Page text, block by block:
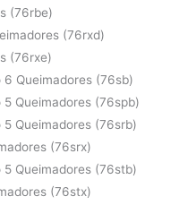
(76rbe)
(76rxd)
(76rxe)
6 Queimadores (76sb)
Queimadores (76spb)
Queimadores (76srb)
(76srx)
5 Queimadores (76stb)
(76stx)